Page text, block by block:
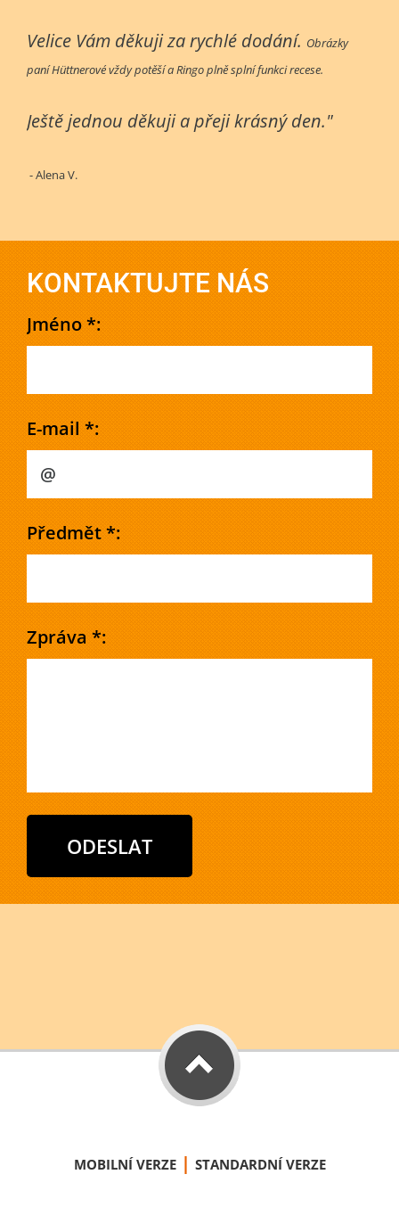
Velice Vám děkuji za rychlé dodání. Obrázky
paní Hüttnerové vždy potěší a Ringo plně splní funkci recese.
Ještě jednou děkuji a přeji krásný den."
- Alena V.
KONTAKTUJTE NÁS
Jméno *:
E-mail *:
Předmět *:
Zpráva *:
MOBILNÍ VERZE | STANDARDNÍ VERZE